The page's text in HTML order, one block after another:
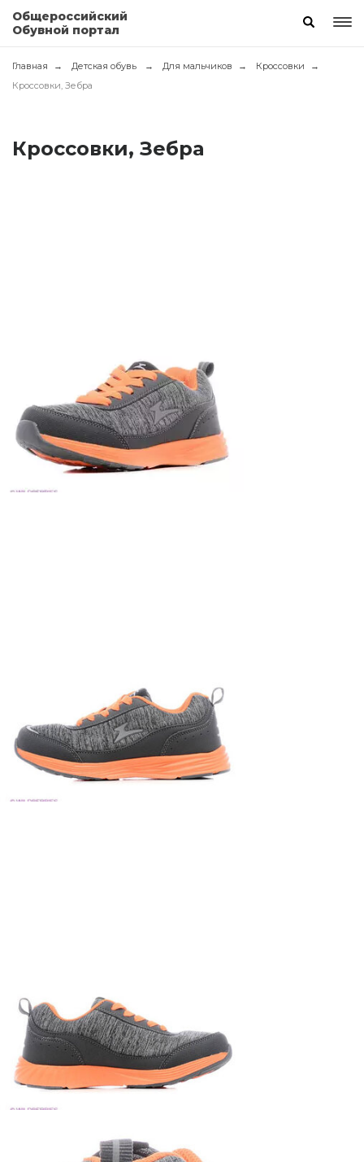
Общероссийский
Обувной портал
Главная Детская обувь Для мальчиков
Кроссовки
Кроссовки, Зебра
Кроссовки, Зебра